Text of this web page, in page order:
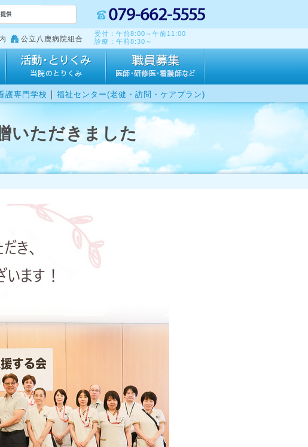
公立八鹿病院組合
受付：午前8:00～午前11:00
診療：午前8:30～
護専門学校 ｜ 福祉センター(老健・訪問・ケアプラン)
いただきました